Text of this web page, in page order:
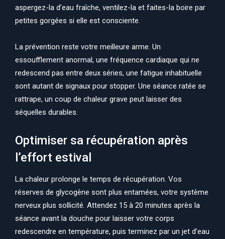
aspergez-la d’eau fraîche, ventilez-la et faites-la boire par
petites gorgées si elle est consciente.
La prévention reste votre meilleure arme. Un
essoufflement anormal, une fréquence cardiaque qui ne
redescend pas entre deux séries, une fatigue inhabituelle
sont autant de signaux pour stopper. Une séance ratée se
rattrape, un coup de chaleur grave peut laisser des
séquelles durables.
Optimiser sa récupération après
l’effort estival
La chaleur prolonge le temps de récupération. Vos
réserves de glycogène sont plus entamées, votre système
nerveux plus sollicité. Attendez 15 à 20 minutes après la
séance avant la douche pour laisser votre corps
redescendre en température, puis terminez par un jet d’eau